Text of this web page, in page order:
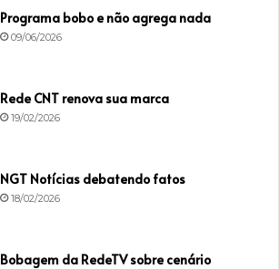
Programa bobo e não agrega nada
09/06/2026
Rede CNT renova sua marca
19/02/2026
NGT Notícias debatendo fatos
18/02/2026
Bobagem da RedeTV sobre cenário